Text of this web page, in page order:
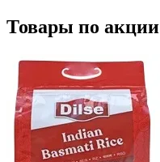
Товары по акции